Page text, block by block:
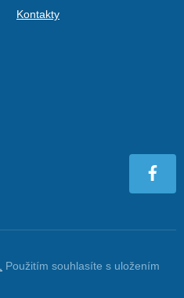
Kontakty
Použitím souhlasíte s uložením